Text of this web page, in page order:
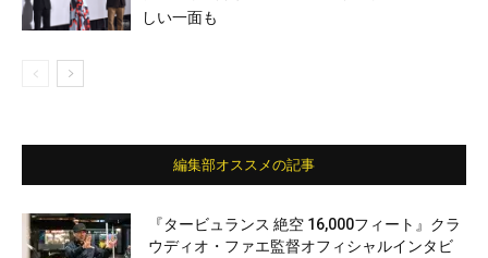
しい一面も
編集部オススメの記事
『タービュランス 絶空 16,000フィート』クラ
ウディオ・ファエ監督オフィシャルインタビ